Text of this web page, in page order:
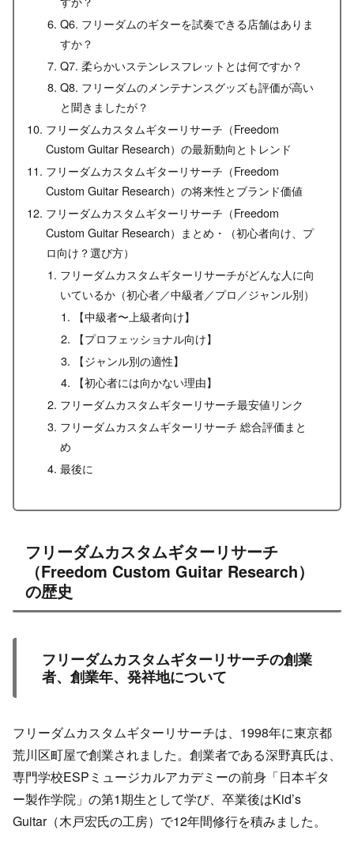
Q6. フリーダムのギターを試奏できる店舗はありま
すか？
Q7. 柔らかいステンレスフレットとは何ですか？
Q8. フリーダムのメンテナンスグッズも評価が高い
と聞きましたが？
フリーダムカスタムギターリサーチ（Freedom
Custom Guitar Research）の最新動向とトレンド
フリーダムカスタムギターリサーチ（Freedom
Custom Guitar Research）の将来性とブランド価値
フリーダムカスタムギターリサーチ（Freedom
Custom Guitar Research）まとめ・（初心者向け、プ
ロ向け？選び方）
フリーダムカスタムギターリサーチがどんな人に向
いているか（初心者／中級者／プロ／ジャンル別）
【中級者〜上級者向け】
【プロフェッショナル向け】
【ジャンル別の適性】
【初心者には向かない理由】
フリーダムカスタムギターリサーチ最安値リンク
フリーダムカスタムギターリサーチ 総合評価まと
め
最後に
フリーダムカスタムギターリサーチ
（Freedom Custom Guitar Research）
の歴史
フリーダムカスタムギターリサーチの創業
者、創業年、発祥地について
フリーダムカスタムギターリサーチは、1998年に東京都
荒川区町屋で創業されました。創業者である深野真氏は、
専門学校ESPミュージカルアカデミーの前身「日本ギタ
ー製作学院」の第1期生として学び、卒業後はKid’s
Guitar（木戸宏氏の工房）で12年間修行を積みました。